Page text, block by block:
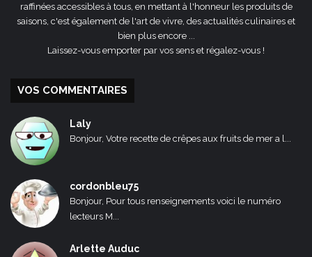
raffinées accessibles à tous, en mettant à l'honneur les produits de
saisons, c'est également de l'art de vivre, des actualités culinaires et
bien plus encore ...
Laissez-vous emporter par vos sens et régalez-vous !
VOS COMMENTAIRES
Laly
Bonjour, Votre recette de crêpes aux fruits de mer a l...
cordonbleu75
Bonjour, Pour tous renseignements voici le numéro
lecteurs M...
Arlette Auduc